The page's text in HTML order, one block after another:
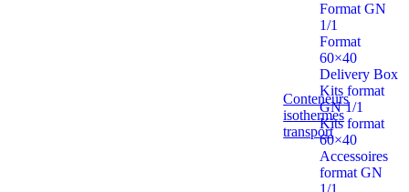
Conteneurs
isothermes
transport
Format GN
1/1
Format
60×40
Delivery Box
Kits format
GN 1/1
Kits format
60×40
Accessoires
format GN
1/1